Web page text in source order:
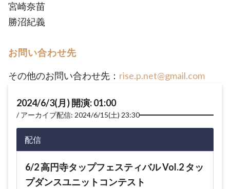
宮崎奈苗
勝沼紀義
お問い合わせ先
その他のお問い合わせ先： rise.p.net@gmail.com
2024/6/3(月) 開演: 01:00
アーカイブ配信: 2024/6/15(土) 23:30
配信
6/2 高円寺タップフェスティバル Vol.2 タッ
プダンスユニットコンテスト